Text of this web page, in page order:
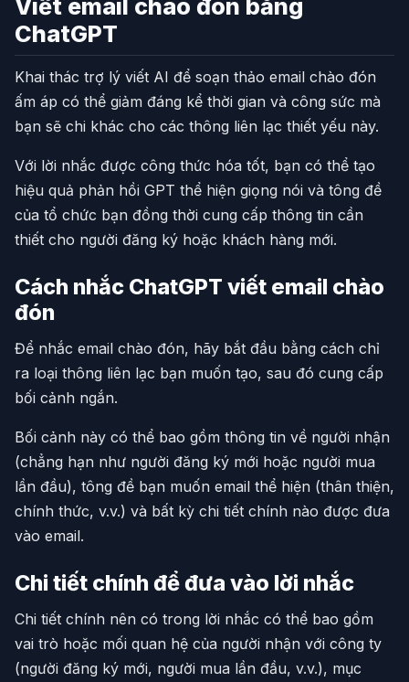
Viết email chào đón bằng
ChatGPT
Khai thác trợ lý viết AI để soạn thảo email chào đón
ấm áp có thể giảm đáng kể thời gian và công sức mà
bạn sẽ chi khác cho các thông liên lạc thiết yếu này.
Với lời nhắc được công thức hóa tốt, bạn có thể tạo
hiệu quả phản hồi GPT thể hiện giọng nói và tông đề
của tổ chức bạn đồng thời cung cấp thông tin cần
thiết cho người đăng ký hoặc khách hàng mới.
Cách nhắc ChatGPT viết email chào
đón
Để nhắc email chào đón, hãy bắt đầu bằng cách chỉ
ra loại thông liên lạc bạn muốn tạo, sau đó cung cấp
bối cảnh ngắn.
Bối cảnh này có thể bao gồm thông tin về người nhận
(chẳng hạn như người đăng ký mới hoặc người mua
lần đầu), tông đề bạn muốn email thể hiện (thân thiện,
chính thức, v.v.) và bất kỳ chi tiết chính nào được đưa
vào email.
Chi tiết chính để đưa vào lời nhắc
Chi tiết chính nên có trong lời nhắc có thể bao gồm
vai trò hoặc mối quan hệ của người nhận với công ty
(người đăng ký mới, người mua lần đầu, v.v.), mục